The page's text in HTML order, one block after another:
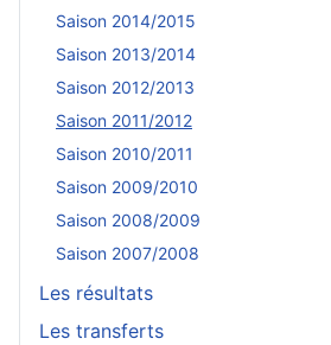
Saison 2014/2015
Saison 2013/2014
Saison 2012/2013
Saison 2011/2012
Saison 2010/2011
Saison 2009/2010
Saison 2008/2009
Saison 2007/2008
Les résultats
Les transferts